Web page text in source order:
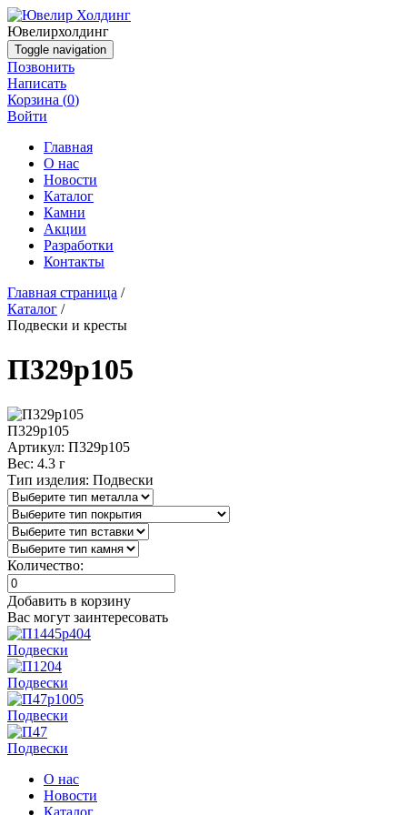
Ювелирхолдинг
Toggle navigation
Позвонить
Написать
Корзина (0)
Войти
Главная
О нас
Новости
Каталог
Камни
Акции
Разработки
Контакты
Главная страница /
Каталог /
Подвески и кресты
П329р105
П329р105
Артикул: П329р105
Вес: 4.3 г
Тип изделия: Подвески
Количество:
Добавить в корзину
Вас могут заинтересовать
Подвески
Подвески
Подвески
Подвески
О нас
Новости
Каталог